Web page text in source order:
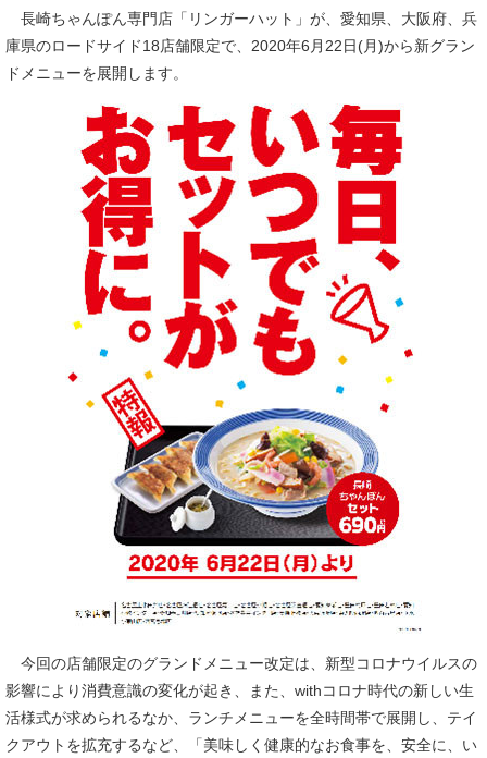
長崎ちゃんぽん専門店「リンガーハット」が、愛知県、大阪府、兵
庫県のロードサイド18店舗限定で、2020年6月22日(月)から新グラン
ドメニューを展開します。
今回の店舗限定のグランドメニュー改定は、新型コロナウイルスの
影響により消費意識の変化が起き、また、withコロナ時代の新しい生
活様式が求められるなか、ランチメニューを全時間帯で展開し、テイ
クアウトを拡充するなど、「美味しく健康的なお食事を、安全に、い